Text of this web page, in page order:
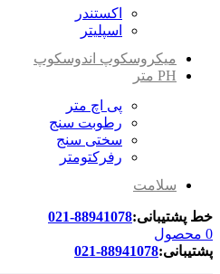
اکستندر
اسپلیتر
میکروسکوپ اندوسکوپ
PH متر
پی اچ متر
رطوبت سنج
سختی سنج
رفرکتومتر
سلامت
خط پشتیبانی:88941078-021
0 محصول
پشتیبانی:88941078-021